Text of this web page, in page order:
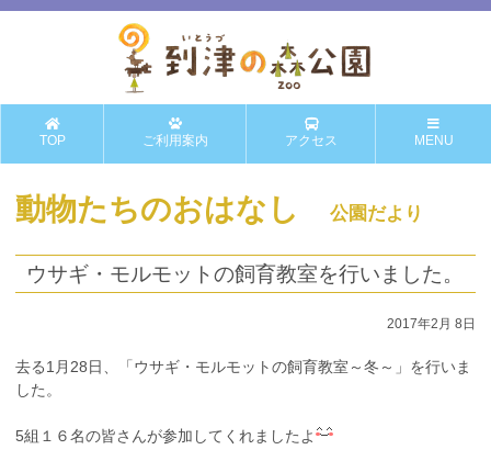
TOP ご利用案内 アクセス MENU
動物たちのおはなし 公園だより
ウサギ・モルモットの飼育教室を行いました。
2017年2月 8日
去る1月28日、「ウサギ・モルモットの飼育教室～冬～」を行いま
した。
5組１６名の皆さんが参加してくれましたよ